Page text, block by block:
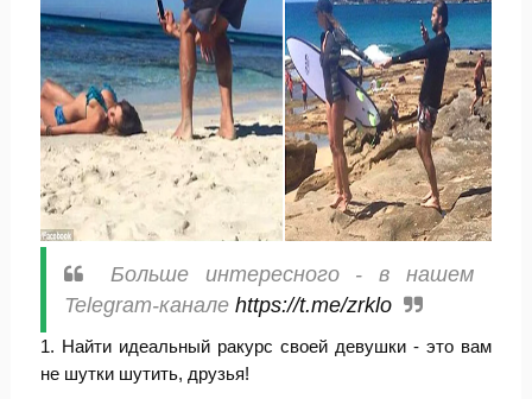
Больше интересного - в нашем
Telegram-канале https://t.me/zrklo
1. Найти идеальный ракурс своей девушки - это вам
не шутки шутить, друзья!